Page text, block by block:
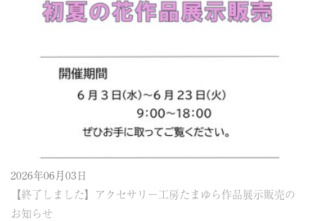
2026年06月03日
【終了しました】アクセサリー工房たまゆら作品展示販売の
お知らせ